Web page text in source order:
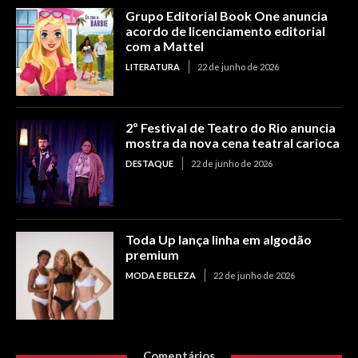
Grupo Editorial Book One anuncia
acordo de licenciamento editorial
com a Mattel
LITERATURA 22 de junho de 2026
2º Festival de Teatro do Rio anuncia
mostra da nova cena teatral carioca
DESTAQUE 22 de junho de 2026
Toda Up lança linha em algodão
premium
MODA E BELEZA 22 de junho de 2026